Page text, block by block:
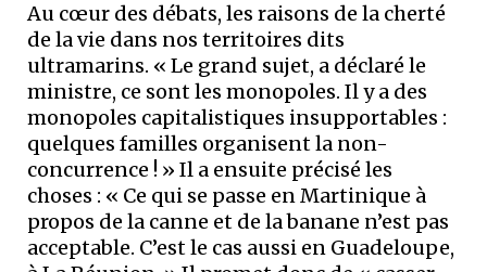
Au cœur des débats, les raisons de la cherté
de la vie dans nos territoires dits
ultramarins. « Le grand sujet, a déclaré le
ministre, ce sont les monopoles. Il y a des
monopoles capitalistiques insupportables :
quelques familles organisent la non-
concurrence ! » Il a ensuite précisé les
choses : « Ce qui se passe en Martinique à
propos de la canne et de la banane n’est pas
acceptable. C’est le cas aussi en Guadeloupe,